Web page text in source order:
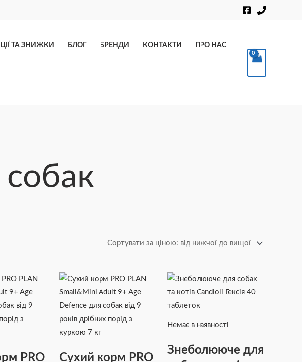
ТА ЗНИЖКИ БЛОГ БРЕНДИ КОНТАКТИ ПРО НАС
собак
PRO
Сухий корм PRO
Немає в наявності
Знеболююче для